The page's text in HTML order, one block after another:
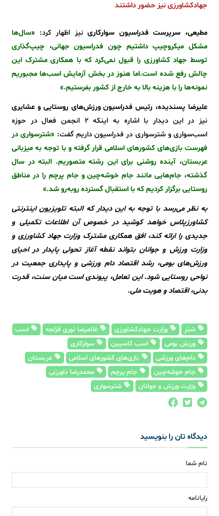
جهادکشاورزی نیز حضور داشتند
مطیعی، سرپرست فدراسیون سوارکارینیز اظهار کرد: «سال‌ها
مشکل میکروچیپ داشتیم چون فدراسیون جهانی، چیپ‌گذاری
توسط جهاد کشاورزی را قبول نمی‌کرد که با همکاری مشترک این
چالش رفع شده است.اما هنوز در بخش آزمایش اسب‌ها مجبوریم
نمونه‌ها را با هزینه بالا به خارج از کشور بفرستیم.»
علیرضا پسندیده، رئیس فدراسیون ورزش‌های روستایی و عشایری
نیز در این دیدار با اشاره به اینکه 2 انجمن فعال در حوزه
اسب‌سواری و شترسواری در فدراسیون داریم گفت: «شترسواری در
فهرست بازی‌های کشورهای اسلامی قرار گرفته و با توجه به میزبانی
عربستان، آینده روشنی برای این رشته متصوریم. البته در سال
گذشته، جام‌هایی مانند جام خوشه‌چین و جام پرچم را در مناطق
روستایی برگزار کردیم که با استقبال گسترده روبه‌رو شد.»
به نظر می‌رسد با توجه به این دیدار که البته تلویزیون اینترنتی
کشاورزپلاس خواهد کوشید در خصوص آن اطلاعات تکمیلی و
جدیدی را ارائه کند، افق همکاری مشترک وزارت جهاد کشاورزی و
وزارت ورزش و جوانان بتواند نقطه آغاز تحولی پایدار در احیای
ورزش‌های بومی، رشد اقتصاد دام ورزشی و پایداری جمعیت در
نواحی روستایی شود. این تعامل، پیوندی است میان سنت، قدرت
بدنی، اقتصاد و هویت ملی.
شتر وزارت جهادکشاورزی غلامرضا نوری قزلجه
اسب
ورزش بومی
اسب کاسپین
سوارکاری
دام‌های ورزشی
بازی‌های کشورهای اسلامی
عربستان
جام خوشه‌چین
جام پرچم
محمدرضا داورزنی
وزارت ورزش و جوانان
شترسواری
دیدگاه تان را بنویسید
نام شما
رایانامه